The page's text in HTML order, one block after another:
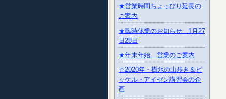
★営業時間ちょっぴり延長の
ご案内
★臨時休業のお知らせ 1月27
日28日
★年末年始 営業のご案内
☆2020年・樹氷の山歩き＆ピ
ッケル・アイゼン講習会の企
画